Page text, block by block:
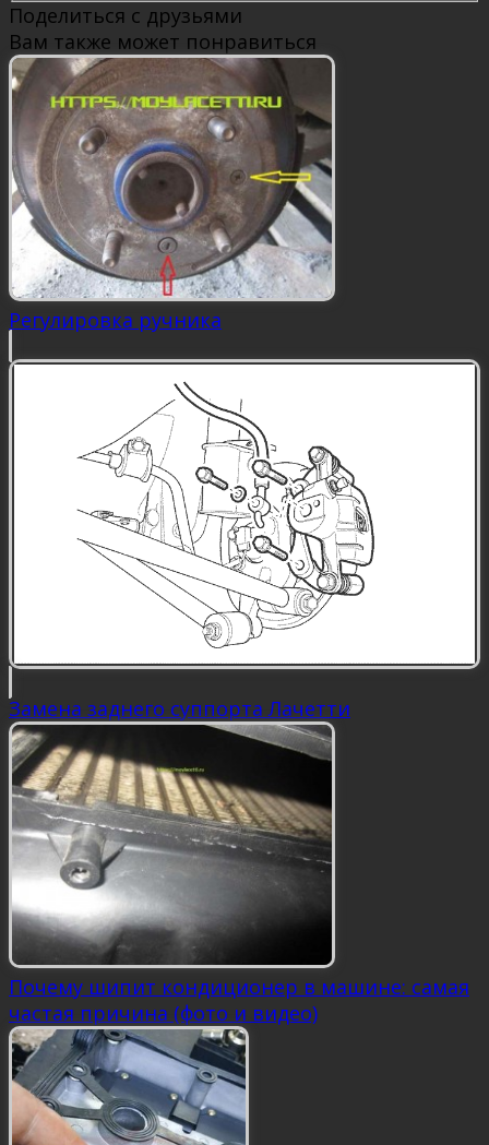
Поделиться с друзьями
Вам также может понравиться
Регулировка ручника
Замена заднего суппорта Лачетти
Почему шипит кондиционер в машине: самая
частая причина (фото и видео)